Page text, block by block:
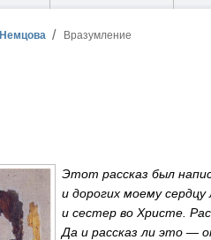
Вразумление
Этот рассказ был
и дорогих моему
и сестер во Христе.
Да и рассказ ли это —